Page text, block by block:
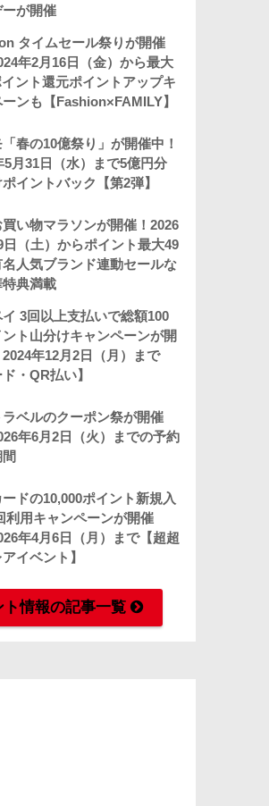
ーが開催
タイムセール祭りが開催
年2月16日（金）から最大
ント還元ポイントアップキ
ーンも【Fashion×FAMILY】
「春の10億祭り」が開催中！
5月31日（水）まで5億円分
イントバック【第2弾】
い物マラソンが開催！2026
日（土）からポイント最大49
人気ブランド連動セールな
特典満載
3回以上支払いで総額100
ト山分けキャンペーンが開
年12月2日（月）まで
ド・QR払い】
ベルのクーポン祭が開催
年6月2日（火）までの予約
ドの10,000ポイント新規入
利用キャンペーンが開催
年4月6日（月）まで【超超
イベント】
ト情報の記事一覧